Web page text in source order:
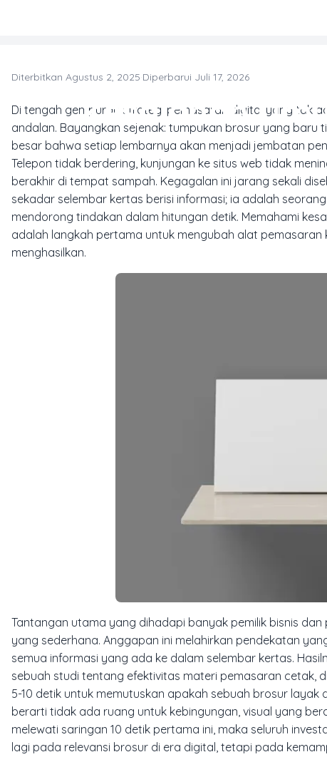
Kesalahan
Diterbitkan Agustus 2, 2025·Diperbarui Juli 17, 2026
Di tengah gempuran strategi pemasaran digital yang tak
andalan. Bayangkan sejenak: tumpukan brosur yang
besar bahwa setiap lembarnya akan menjadi jembatan
Telepon tidak berdering, kunjungan ke situs web tidak
berakhir di tempat sampah. Kegagalan ini jarang sekali
sekadar selembar kertas berisi informasi; ia adalah
mendorong tindakan dalam hitungan detik. Memahami
adalah langkah pertama untuk mengubah alat
menghasilkan.
Tantangan utama yang dihadapi banyak pemilik bisnis
yang sederhana. Anggapan ini melahirkan pendekatan
semua informasi yang ada ke dalam selembar kertas.
sebuah studi tentang efektivitas materi pemasaran cetak,
5-10 detik untuk memutuskan apakah sebuah brosur
berarti tidak ada ruang untuk kebingungan, visual yang
melewati saringan 10 detik pertama ini, maka seluruh
lagi pada relevansi brosur di era digital, tetapi pada